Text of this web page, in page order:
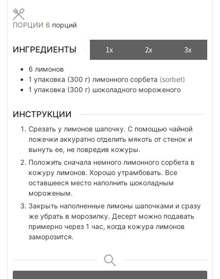
ПОРЦИИ 6 порций
ИНГРЕДИЕНТЫ 1x 2x 3x
6 лимонов
1 упаковка (300 г) лимонного сорбета (sorbet)
1 упаковка (300 г) шоколадного мороженого
ИНСТРУКЦИИ
Срезать у лимонов шапочку. С помощью чайной
ложечки аккуратно отделить мякоть от стенок и
вынуть ее, не повредив кожуры.
Положить сначала немного лимонного сорбета в
кожуру лимонов. Хорошо утрамбовать. Все
оставшееся место наполнить шоколадным
мороженым.
Закрыть наполненные лимоны шапочками и сразу
же убрать в морозилку. Десерт можно подавать
примерно через 1 час, когда кожура лимонов
заморозится.